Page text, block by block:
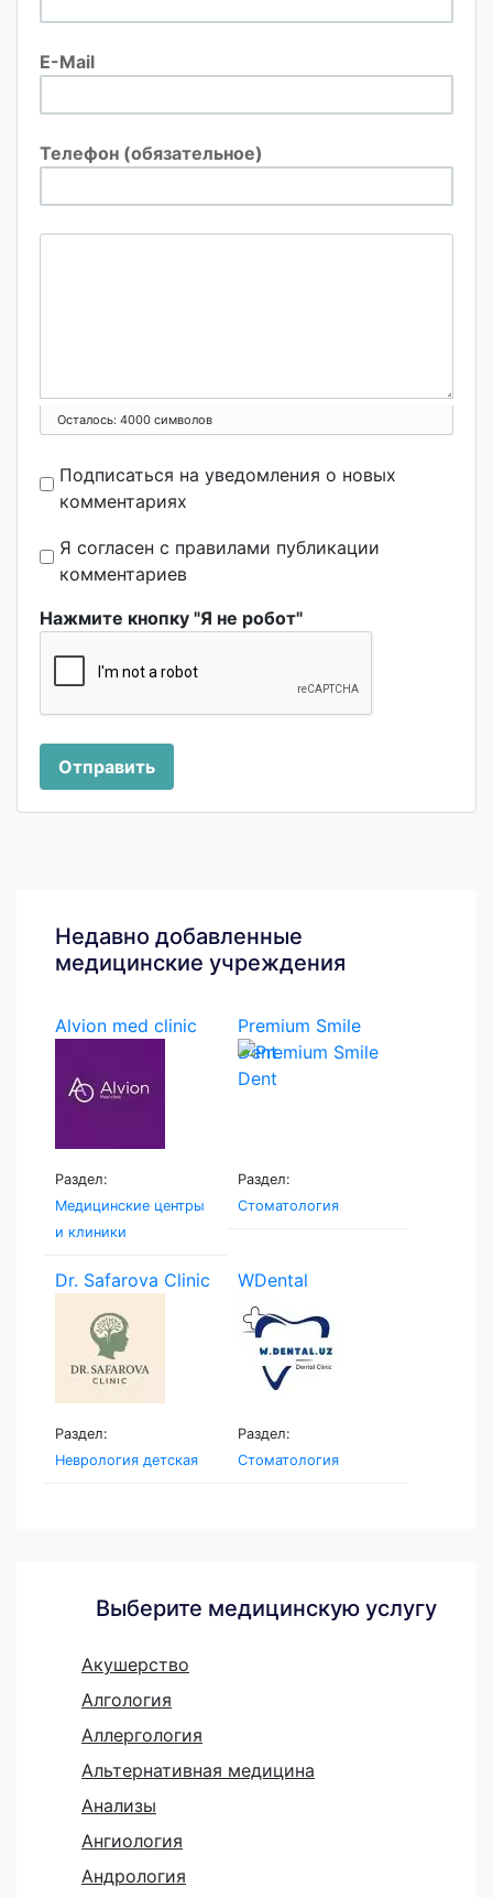
E-Mail
Телефон (обязательное)
Осталось: 4000 символов
Подписаться на уведомления о новых
комментариях
Я согласен с правилами публикации
комментариев
Нажмите кнопку "Я не робот"
Отправить
Недавно добавленные
медицинские учреждения
Alvion med clinic
Раздел:
Медицинские центры
и клиники
Premium Smile
Dent
Раздел:
Стоматология
Dr. Safarova Clinic
Раздел:
Неврология детская
WDental
Раздел:
Стоматология
Выберите медицинскую услугу
Акушерство
Алгология
Аллергология
Альтернативная медицина
Анализы
Ангиология
Андрология